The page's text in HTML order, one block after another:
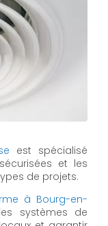
est spécialisé
et les
de projets.
à Bourg-en-
systèmes de